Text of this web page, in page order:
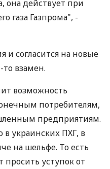
она действует при
газа Газпрома", -
и согласится на новые
взамен.
возможность
потребителям,
предприятиям.
украинских ПХГ, в
на шельфе. То есть
просить уступок от